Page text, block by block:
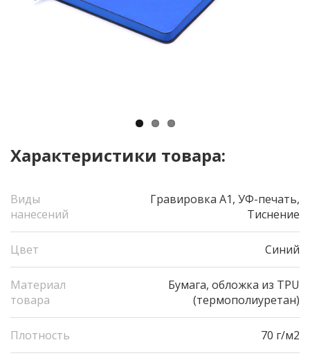
Характеристики товара:
Виды
нанесений
Гравировка А1, УФ-печать,
Тиснение
Цвет Синий
Материал
товара
Бумага, обложка из TPU
(термополиуретан)
Плотность 70 г/м2